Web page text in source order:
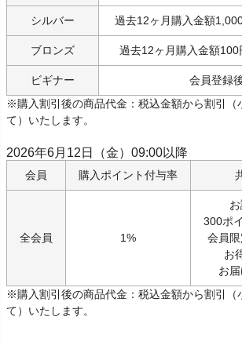
シルバー 過去12ヶ月購入金額
ブロンズ 過去12ヶ月購入金額100
ビギナー
会員登録
※購入割引後の商品代金：税込金額から割引（
て）いたします。
2026年6月12日（金）09:00以降
会員 購入ポイント付与率
全会員 1%
300ポ
会員
お
お届
※購入割引後の商品代金：税込金額から割引（
て）いたします。